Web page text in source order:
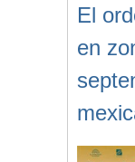
El
en